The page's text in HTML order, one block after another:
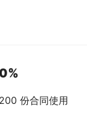
份合同使用